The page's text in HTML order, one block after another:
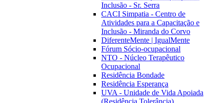
Inclusão - Sr. Serra
CACI Simpatia - Centro de
Atividades para a Capacitação e
Inclusão - Miranda do Corvo
DiferenteMente | IgualMente
Fórum Sócio-ocupacional
NTO - Núcleo Terapêutico
Ocupacional
Residência Bondade
Residência Esperança
UVA - Unidade de Vida Apoiada
(Residência Tolerância)